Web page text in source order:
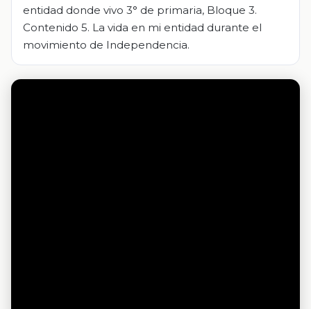
entidad donde vivo 3° de primaria, Bloque 3.
Contenido 5. La vida en mi entidad durante el
movimiento de Independencia.